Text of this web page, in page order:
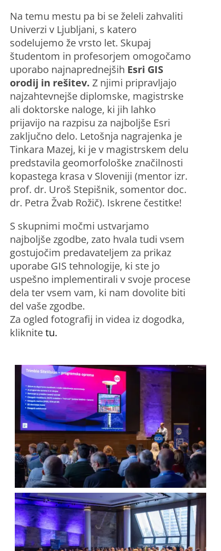
Na temu mestu pa bi se želeli zahvaliti
Univerzi v Ljubljani, s katero
sodelujemo že vrsto let. Skupaj
študentom in profesorjem omogočamo
uporabo najnaprednejših Esri GIS
orodij in rešitev. Z njimi pripravljajo
najzahtevnejše diplomske, magistrske
ali doktorske naloge, ki jih lahko
prijavijo na razpisu za najboljše Esri
zaključno delo. Letošnja nagrajenka je
Tinkara Mazej, ki je v magistrskem delu
predstavila geomorfološke značilnosti
kopastega krasa v Sloveniji (mentor izr.
prof. dr. Uroš Stepišnik, somentor doc.
dr. Petra Žvab Rožič). Iskrene čestitke!
S skupnimi močmi ustvarjamo
najboljše zgodbe, zato hvala tudi vsem
gostujočim predavateljem za prikaz
uporabe GIS tehnologije, ki ste jo
uspešno implementirali v svoje procese
dela ter vsem vam, ki nam dovolite biti
del vaše zgodbe.
Za ogled fotografij in videa iz dogodka,
kliknitetu.